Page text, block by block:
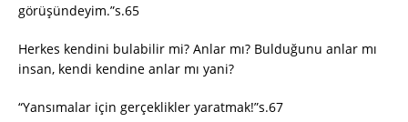
görüşündeyim.”s.65
Herkes kendini bulabilir mi? Anlar mı? Bulduğunu anlar mı
insan, kendi kendine anlar mı yani?
“Yansımalar için gerçeklikler yaratmak!”s.67